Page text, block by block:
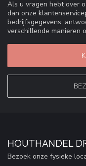
Als u vragen hebt over
dan onze
bedrijfsgegevens,
verschillende manieren
HOUTHANDEL
Bezoek onze fysieke